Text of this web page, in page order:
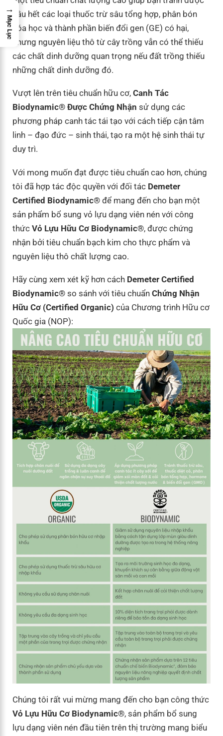
hầu hết các loại thuốc trừ sâu tổng hợp, phân bón
hóa học và thành phần biến đổi gen (GE) có hại,
nhưng nguyên liệu thô từ cây trồng vẫn có thể thiếu
các chất dinh dưỡng quan trọng nếu đất trồng thiếu
những chất dinh dưỡng đó.
Vượt lên trên tiêu chuẩn hữu cơ, Canh Tác
Biodynamic® Được Chứng Nhận sử dụng các
phương pháp canh tác tái tạo với cách tiếp cận tâm
linh – đạo đức – sinh thái, tạo ra một hệ sinh thái tự
duy trì.
Với mong muốn đạt được tiêu chuẩn cao hơn, chúng
tôi đã hợp tác độc quyền với đối tác Demeter
Certified Biodynamic® để mang đến cho bạn một
sản phẩm bổ sung vỏ lựu dạng viên nén với công
thức Vỏ Lựu Hữu Cơ Biodynamic®, được chứng
nhận bởi tiêu chuẩn bạch kim cho thực phẩm và
nguyên liệu thô chất lượng cao.
Hãy cùng xem xét kỹ hơn cách Demeter Certified
Biodynamic® so sánh với tiêu chuẩn Chứng Nhận
Hữu Cơ (Certified Organic) của Chương trình Hữu cơ
Quốc gia (NOP):
Chúng tôi rất vui mừng mang đến cho bạn công thức
Vỏ Lựu Hữu Cơ Biodynamic®, sản phẩm bổ sung
lựu dạng viên nén đầu tiên trên thị trường mang biểu
→
Mục Lục